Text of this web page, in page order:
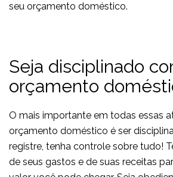
seu orçamento doméstico.
Seja disciplinado
orçamento
O mais importante em todas essas
orçamento doméstico é ser
registre, tenha controle sobre tudo!
de seus gastos e de suas receitas